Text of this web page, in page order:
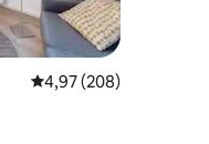
Prosječna ocjena:
4,97 (208)